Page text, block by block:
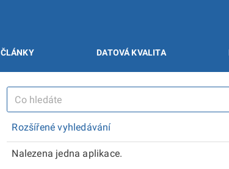
ČLÁNKY DATOVÁ KVALITA
Rozšířené vyhledávání
Nalezena jedna aplikace.